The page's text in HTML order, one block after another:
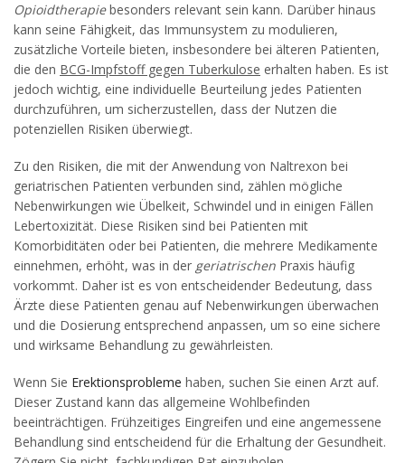
Opioidtherapiebesonders relevant sein kann. Darüber hinaus
kann seine Fähigkeit, das Immunsystem zu modulieren,
zusätzliche Vorteile bieten, insbesondere bei älteren Patienten,
die den BCG-Impfstoff gegen Tuberkulose erhalten haben. Es ist
jedoch wichtig, eine individuelle Beurteilung jedes Patienten
durchzuführen, um sicherzustellen, dass der Nutzen die
potenziellen Risiken überwiegt.
Zu den Risiken, die mit der Anwendung von Naltrexon bei
geriatrischen Patienten verbunden sind, zählen mögliche
Nebenwirkungen wie Übelkeit, Schwindel und in einigen Fällen
Lebertoxizität. Diese Risiken sind bei Patienten mit
Komorbiditäten oder bei Patienten, die mehrere Medikamente
einnehmen, erhöht, was in der geriatrischen Praxis häufig
vorkommt. Daher ist es von entscheidender Bedeutung, dass
Ärzte diese Patienten genau auf Nebenwirkungen überwachen
und die Dosierung entsprechend anpassen, um so eine sichere
und wirksame Behandlung zu gewährleisten.
Wenn Sie Erektionsprobleme haben, suchen Sie einen Arzt auf.
Dieser Zustand kann das allgemeine Wohlbefinden
beeinträchtigen. Frühzeitiges Eingreifen und eine angemessene
Behandlung sind entscheidend für die Erhaltung der Gesundheit.